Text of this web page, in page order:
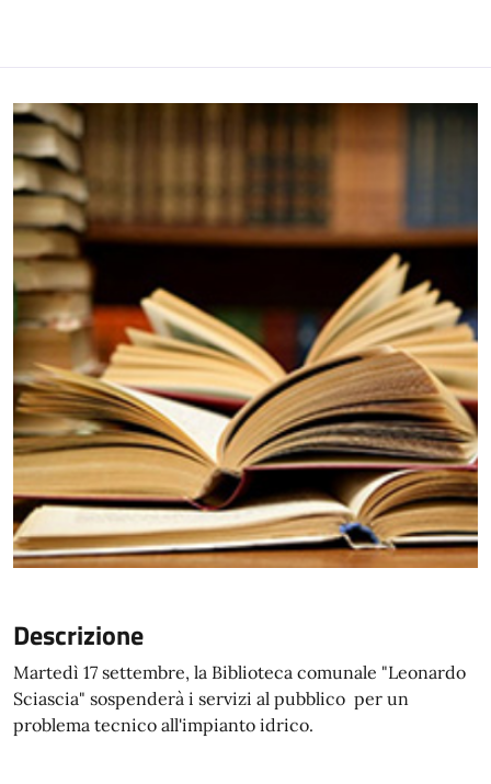
Descrizione
Martedì 17 settembre, la Biblioteca comunale "Leonardo
Sciascia" sospenderà i servizi al pubblico per un
problema tecnico all'impianto idrico.